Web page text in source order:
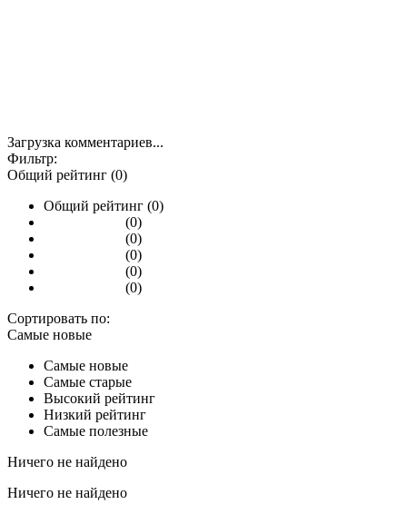
Загрузка комментариев...
Фильтр:
Общий рейтинг (0)
Общий рейтинг (0)
(0)
(0)
(0)
(0)
(0)
Сортировать по:
Самые новые
Самые новые
Самые старые
Высокий рейтинг
Низкий рейтинг
Самые полезные
Ничего не найдено
Ничего не найдено